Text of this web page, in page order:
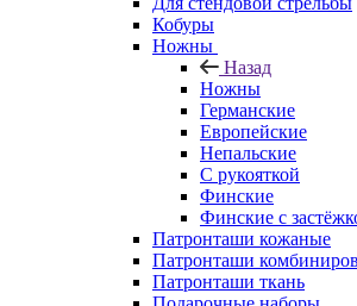
Кобуры
Ножны
Назад
Ножны
Германские
Европейские
Непальские
С рукояткой
Финские
Финские с
Патронташи кожаные
Патронташи
Патронташи ткань